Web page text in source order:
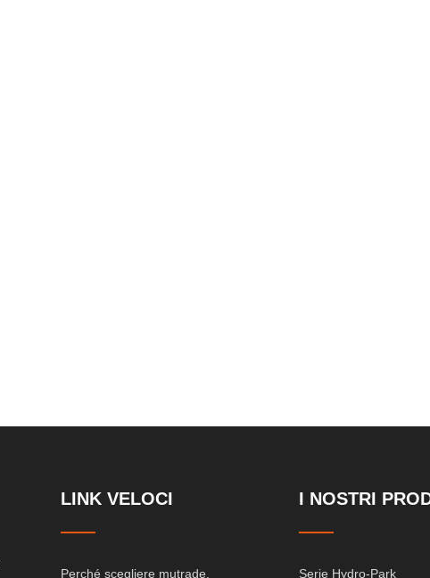
LINK VELOCI
Perché scegliere mutrade.
I NOSTRI
Serie Hydro-Park